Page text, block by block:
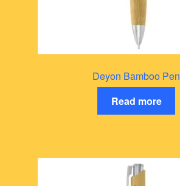
Deyon Bamboo Pen
Read more